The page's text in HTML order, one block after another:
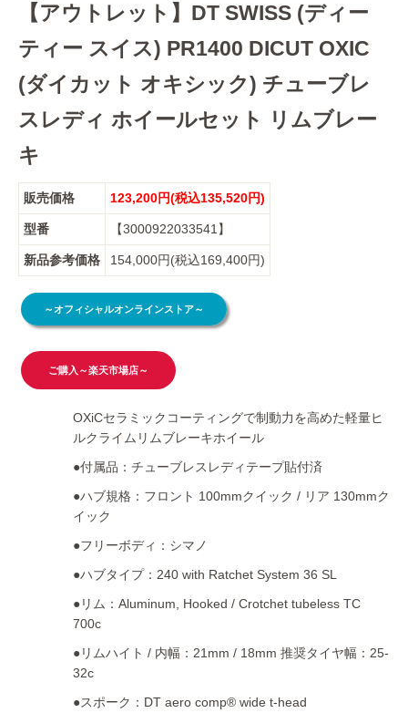
【アウトレット】DT SWISS (ディー
ティー スイス) PR1400 DICUT OXIC
(ダイカット オキシック) チューブレ
スレディ ホイールセット リムブレー
キ
販売価格 123,200円(税込135,520円)
型番 【3000922033541】
新品参考価格 154,000円(税込169,400円)
～オフィシャルオンラインストア～
ご購入～楽天市場店～
OXiCセラミックコーティングで制動力を高めた軽量ヒ
ルクライムリムブレーキホイール
●付属品：チューブレスレディテープ貼付済
●ハブ規格：フロント 100mmクイック / リア 130mmク
イック
●フリーボディ：シマノ
●ハブタイプ：240 with Ratchet System 36 SL
●リム：Aluminum, Hooked / Crotchet tubeless TC
700c
●リムハイト / 内幅：21mm / 18mm 推奨タイヤ幅：25-
32c
●スポーク：DT aero comp® wide t-head